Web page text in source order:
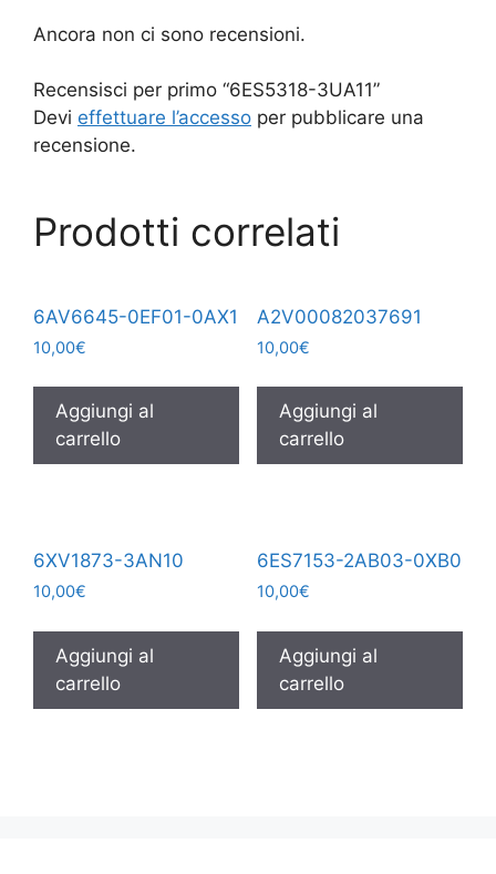
Ancora non ci sono recensioni.
Recensisci per primo “6ES5318-3UA11”
Devi effettuare l’accesso per pubblicare una
recensione.
Prodotti correlati
6AV6645-0EF01-0AX1
10,00€
Aggiungi al
carrello
A2V00082037691
10,00€
Aggiungi al
carrello
6XV1873-3AN10
10,00€
Aggiungi al
carrello
6ES7153-2AB03-0XB0
10,00€
Aggiungi al
carrello